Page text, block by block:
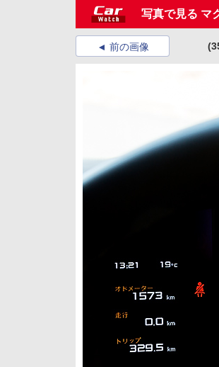
写真で見る マ
前の画像